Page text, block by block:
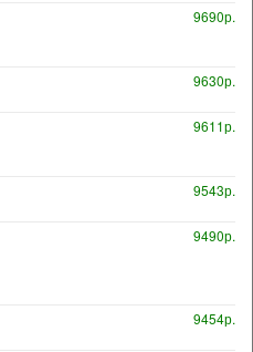
9690р.
9630р.
9611р.
9543р.
9490р.
9454р.